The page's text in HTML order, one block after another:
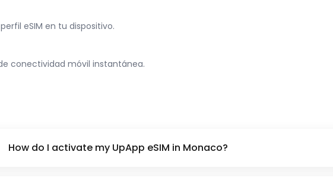
eSIM en tu dispositivo.
conectividad móvil instantánea.
How do I activate my UpApp eSIM in Monaco?